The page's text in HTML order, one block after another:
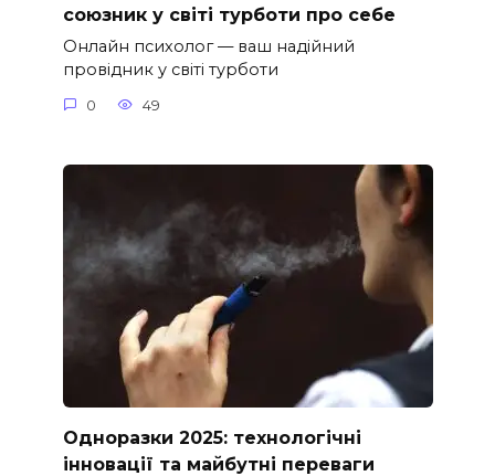
союзник у світі турботи про себе
Онлайн психолог — ваш надійний
провідник у світі турботи
0 49
Одноразки 2025: технологічні
інновації та майбутні переваги